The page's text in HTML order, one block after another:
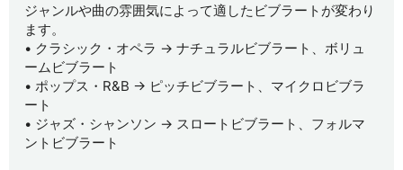
ジャンルや曲の雰囲気によって適したビブラートが変わり
ます。
• クラシック・オペラ → ナチュラルビブラート、ボリュ
ームビブラート
• ポップス・R&B → ピッチビブラート、マイクロビブラ
ート
• ジャズ・シャンソン → スロートビブラート、フォルマ
ントビブラート